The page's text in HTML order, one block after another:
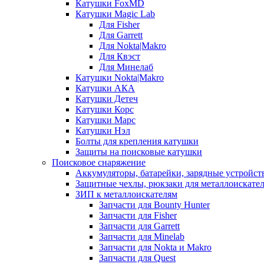
Катушки FoxMD
Катушки Magic Lab
Для Fisher
Для Garrett
Для Nokta|Makro
Для Квэст
Для Минелаб
Катушки Nokta|Makro
Катушки АКА
Катушки Детеч
Катушки Корс
Катушки Марс
Катушки Нэл
Болты для крепления катушки
Защиты на поисковые катушки
Поисковое снаряжение
Аккумуляторы, батарейки, зарядные
Защитные чехлы, рюкзаки для
ЗИП к металлоискателям
Запчасти для Bounty Hunter
Запчасти для Fisher
Запчасти для Garrett
Запчасти для Minelab
Запчасти для Nokta и Makro
Запчасти для Quest